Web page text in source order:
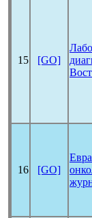
15 [GO]
16 [GO]